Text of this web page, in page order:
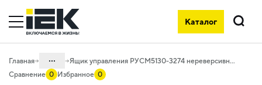
Каталог
Поиск
Главная ...
Ящик управления РУСМ5130-3274 нереверсивный 1 фидер без автоматического выключателя без переключателя на автоматический режим 16А IP54 IEK
Сравнение 0 Избранное 0